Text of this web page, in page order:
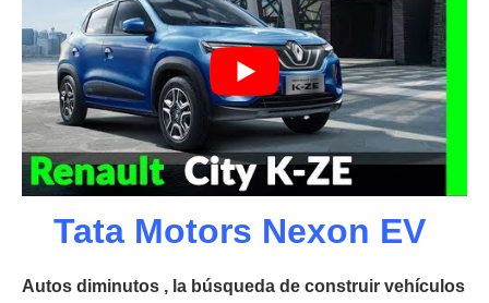
Tata Motors Nexon EV
Autos diminutos , la búsqueda de construir vehículos